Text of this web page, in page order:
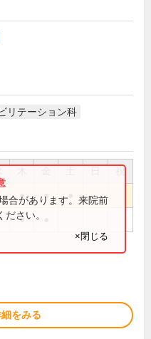
リテーション科
祝
● ●
●
合があります。来院前
さい。
×閉じる
をみる